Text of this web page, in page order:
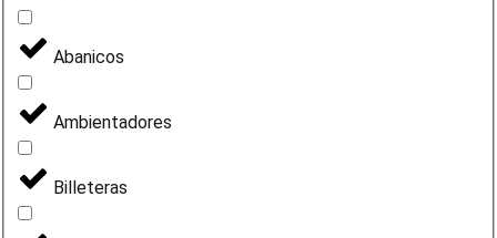
Abanicos
Ambientadores
Billeteras